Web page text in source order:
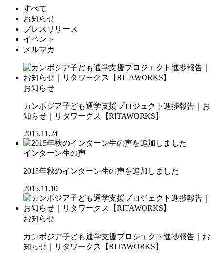
すべて
お知らせ
プレスリリース
イベント
メルマガ
お知らせ
カンボジア子ども通学支援プロジェクト進捗報告｜お
知らせ｜リタワークス【RITAWORKS】
2015.11.24
インターン生の声
2015年秋のインターン生の声を追加しました
2015.11.10
お知らせ
カンボジア子ども通学支援プロジェクト進捗報告｜お
知らせ｜リタワークス【RITAWORKS】